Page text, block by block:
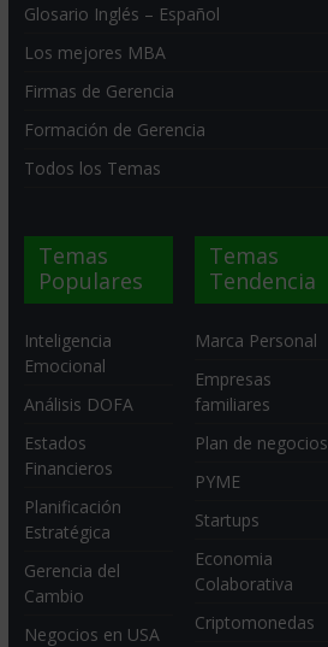
Glosario Inglés – Español
Los mejores MBA
Firmas de Gerencia
Formación de Gerencia
Todos los Temas
Temas
Populares
Inteligencia
Emocional
Análisis DOFA
Estados
Financieros
Planificación
Estratégica
Gerencia del
Cambio
Negocios en USA
Temas
Tendencia
Marca Personal
Empresas
familiares
Plan de negocios
PYME
Startups
Economia
Colaborativa
Criptomonedas